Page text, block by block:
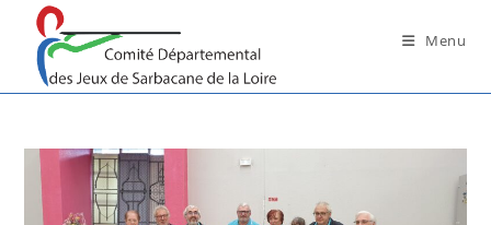
content
Menu